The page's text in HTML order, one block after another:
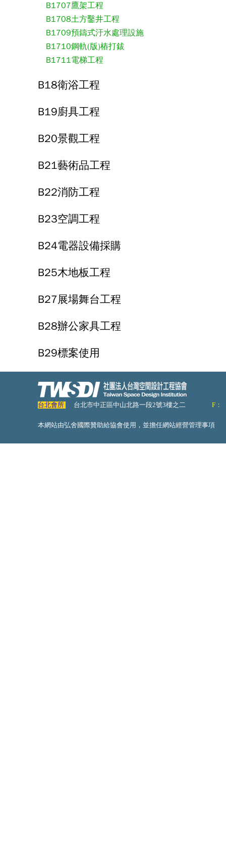
B1707鷹架工程
B1708土方鑿井工程
B1709預鑄式汙水處理設施
B1710鋼軌(版)樁打鈸
B1711電梯工程
B18衛浴工程
B19廚具工程
B20景觀工程
B21藝術品工程
B22消防工程
B23空調工程
B24電器設備採購
B25木地板工程
B27展場舞台工程
B28辦公家具工程
B29標案使用
台北會所 台北市中正區中山北路一段2號3樓之二 F：
本網站由弘舍國際贊助給協會使用，並擔任網站經營管理事項